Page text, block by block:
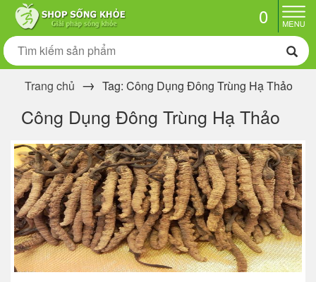
0
Trang chủ Tag: Công Dụng Đông Trùng Hạ Thảo
Công Dụng Đông Trùng Hạ Thảo